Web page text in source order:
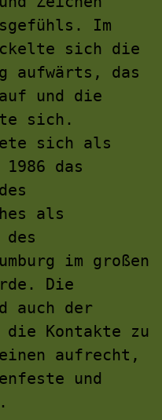
Im
sich die
aufwärts, das
und die
sich.
sich als
das
als
im großen
Die
auch der
die Kontakte zu
aufrecht,
und